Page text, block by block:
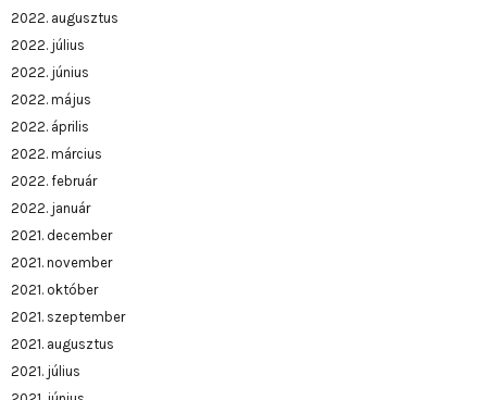
2022. augusztus
2022. július
2022. június
2022. május
2022. április
2022. március
2022. február
2022. január
2021. december
2021. november
2021. október
2021. szeptember
2021. augusztus
2021. július